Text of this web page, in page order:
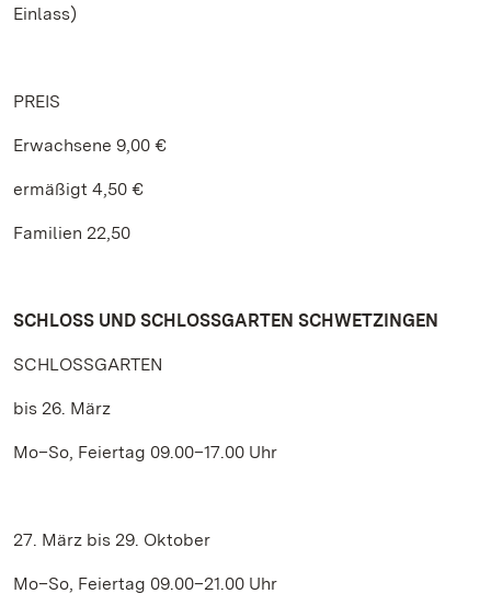
Einlass)
PREIS
Erwachsene 9,00 €
ermäßigt 4,50 €
Familien 22,50
SCHLOSS UND SCHLOSSGARTEN SCHWETZINGEN
SCHLOSSGARTEN
bis 26. März
Mo–So, Feiertag 09.00–17.00 Uhr
27. März bis 29. Oktober
Mo–So, Feiertag 09.00–21.00 Uhr